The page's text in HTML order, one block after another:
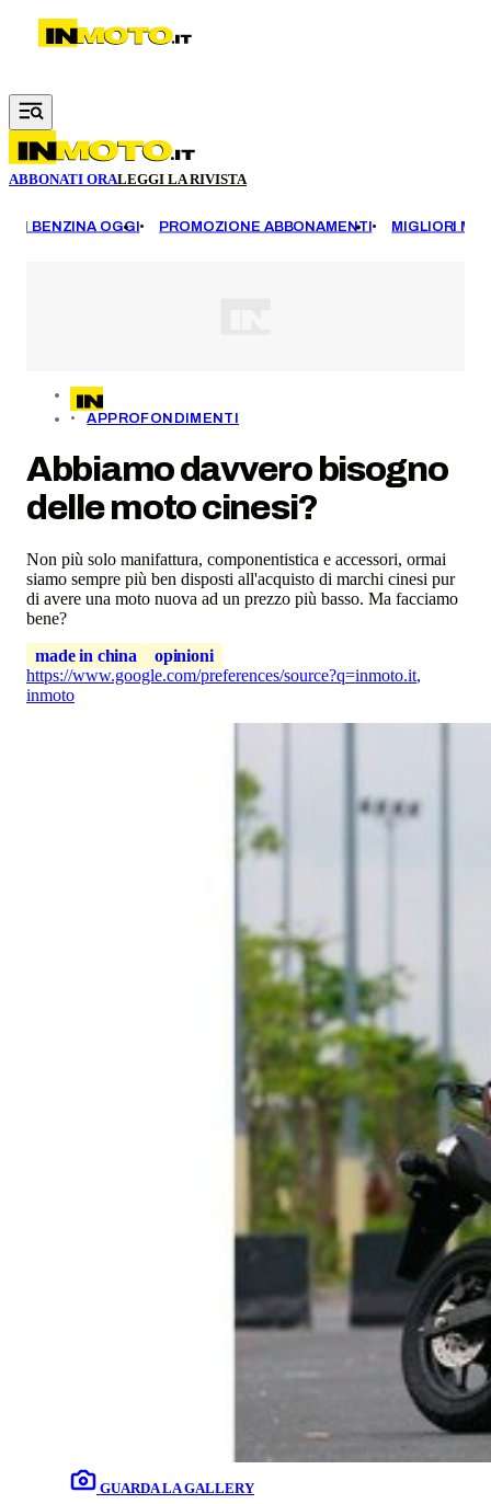
Vai al contenuto principale
ABBONATI ORALEGGI LA RIVISTA
BENZINA OGGI PROMOZIONE ABBONAMENTI MIGLIORI
APPROFONDIMENTI
Abbiamo davvero bisogno
delle moto cinesi?
Non più solo manifattura, componentistica e accessori, ormai
siamo sempre più ben disposti all'acquisto di marchi cinesi pur
di avere una moto nuova ad un prezzo più basso. Ma facciamo
bene?
made in china
opinioni
https://www.google.com/preferences/source?q=inmoto.it,
inmoto
GUARDA LA GALLERY